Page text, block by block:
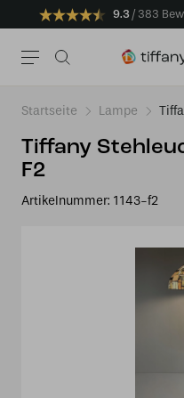
9.3 383
Startseite Lampe
Tiffany
F2
Artikelnummer: 1143-f2